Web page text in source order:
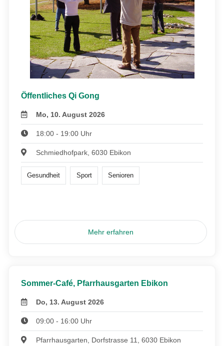
Öffentliches Qi Gong
Mo, 10. August 2026
18:00 - 19:00 Uhr
Schmiedhofpark, 6030 Ebikon
Gesundheit Sport Senioren
Mehr erfahren
Sommer-Café, Pfarrhausgarten Ebikon
Do, 13. August 2026
09:00 - 16:00 Uhr
Pfarrhausgarten, Dorfstrasse 11, 6030 Ebikon